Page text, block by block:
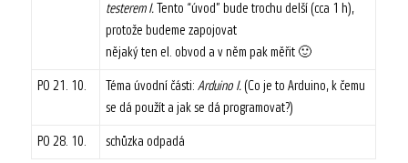
testerem I.Tento “úvod” bude trochu delší (cca 1 h),
protože budeme zapojovat
nějaký ten el. obvod a v něm pak měřit 🙂
PO 21. 10. Téma úvodní části:Arduino I.(Co je to Arduino, k čemu
se dá použít a jak se dá programovat?)
PO 28. 10. schůzka odpadá